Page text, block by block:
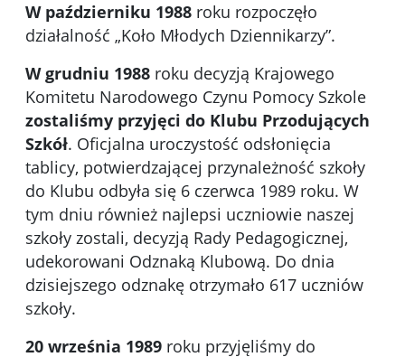
W październiku 1988 roku rozpoczęło
działalność „Koło Młodych Dziennikarzy”.
W grudniu 1988 roku decyzją Krajowego
Komitetu Narodowego Czynu Pomocy Szkole
zostaliśmy przyjęci do Klubu Przodujących
Szkół. Oficjalna uroczystość odsłonięcia
tablicy, potwierdzającej przynależność szkoły
do Klubu odbyła się 6 czerwca 1989 roku. W
tym dniu również najlepsi uczniowie naszej
szkoły zostali, decyzją Rady Pedagogicznej,
udekorowani Odznaką Klubową. Do dnia
dzisiejszego odznakę otrzymało 617 uczniów
szkoły.
20 września 1989 roku przyjęliśmy do